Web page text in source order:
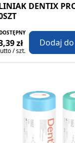
DENTIX
zł
/ szt.
Dodaj